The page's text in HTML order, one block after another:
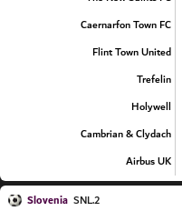
Caernarfon Town FC
Flint Town United
Trefelin
Holywell
Cambrian & Clydach
Airbus UK
Slovenia
2.SNL